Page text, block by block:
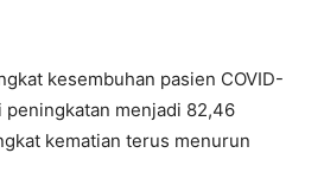
kesembuhan pasien COVID-
peningkatan menjadi 82,46
kematian terus menurun